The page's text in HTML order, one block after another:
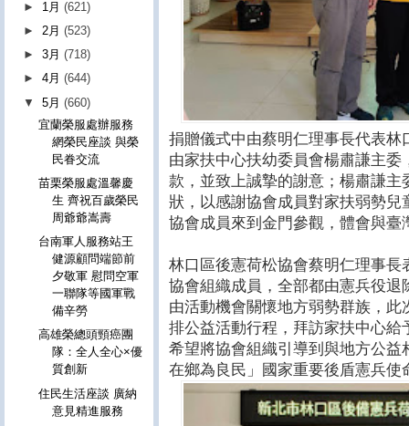
捐贈儀式中由蔡明仁理事長代表
由家扶中心扶幼委員會楊肅謙主
款，並致上誠摯的謝意；楊肅謙
狀，以感謝協會成員對家扶弱勢
協會成員來到金門參觀，體會與
林口區後憲荷松協會蔡明仁理事
協會組織成員，全部都由憲兵役
由活動機會關懷地方弱勢群族，
排公益活動行程，拜訪家扶中心
希望將協會組織引導到與地方公
在鄉為良民」國家重要後盾憲兵使
► 1月(621)
► 2月(523)
►3月(718)
►4月(644)
▼5月(660)
宜蘭榮服處辦服務
網榮民座談 與榮
民眷交流
苗栗榮服處溫馨慶
生 齊祝百歲榮民
周爺爺嵩壽
台南軍人服務站王
健源顧問端節前
夕敬軍 慰問空軍
一聯隊等國軍戰
備辛勞
高雄榮總頭頸癌團
隊：全人全心×優
質創新
住民生活座談 廣納
意見精進服務